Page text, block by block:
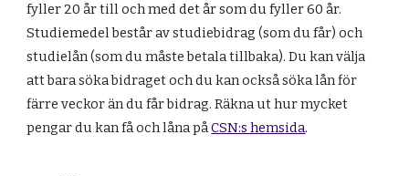
fyller 20 år till och med det år som du fyller 60 år.
Studiemedel består avstudiebidrag (som du får) och
studielån (som du måste betala tillbaka). Du kan välja
att bara söka bidraget och du kan också söka lån för
färre veckor än du får bidrag. Räkna ut hur mycket
pengar du kan få och låna påCSN:s hemsida.